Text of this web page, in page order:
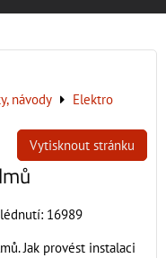
návody
Elektro
Vytisknout stránku
16989
Jak provést instalaci